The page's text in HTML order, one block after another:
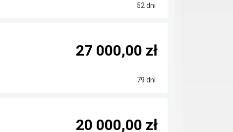
52 dni
79 dni
27 000,00 zł
20 000,00 zł